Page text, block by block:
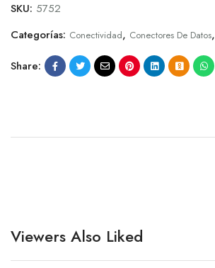
SKU: 5752
Categorías: Conectividad, Conectores De Datos,
Share:
Viewers Also Liked